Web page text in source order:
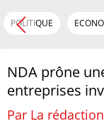
POLITIQUE
NDA prône
entreprises
Par La rédaction